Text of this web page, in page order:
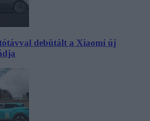
debütált a Xiaomi új